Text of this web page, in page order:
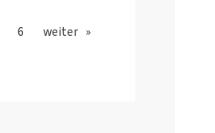
6 weiter